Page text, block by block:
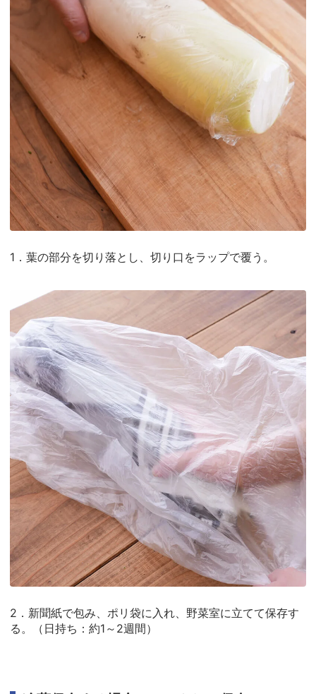
1．葉の部分を切り落とし、切り口をラップで覆う。
2．新聞紙で包み、ポリ袋に入れ、野菜室に立てて保存す
る。（日持ち：約1～2週間）